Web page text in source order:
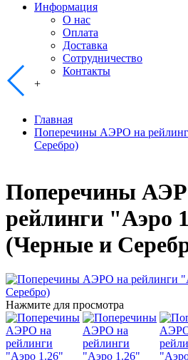
Информация
О нас
Оплата
Доставка
Сотрудничество
Контакты
+
Главная
Поперечины АЭРО на
Серебро)
Поперечины
рейлинги "Аэро
(Черные и
Нажмите для просмотра